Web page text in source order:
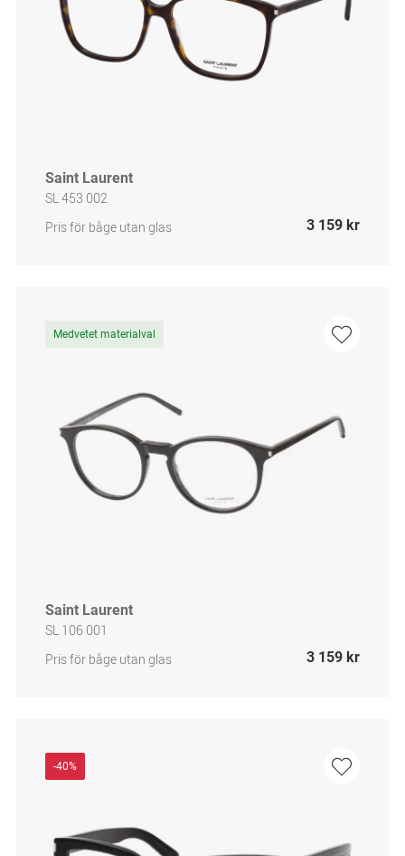
Saint Laurent
SL 453 002
Pris för båge utan glas
3 159 kr
Medvetet materialval
Saint Laurent
SL 106 001
Pris för båge utan glas
3 159 kr
-40%